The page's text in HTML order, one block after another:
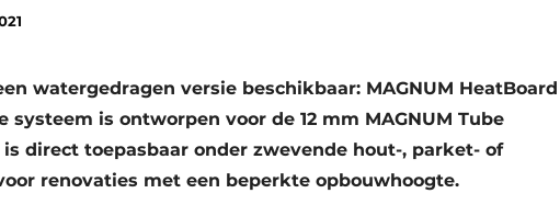
watergedragen versie beschikbaar: MAGNUM HeatBoard
systeem is ontworpen voor de 12 mm MAGNUM Tube
direct toepasbaar onder zwevende hout-, parket- of
renovaties met een beperkte opbouwhoogte.